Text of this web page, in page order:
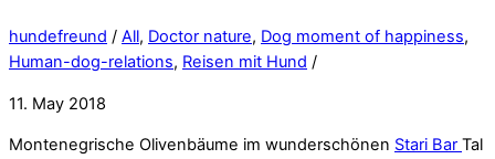
hundefreund / All, Doctor nature, Dog moment of happiness,
Human-dog-relations, Reisen mit Hund /
11. May 2018
Montenegrische Olivenbäume im wunderschönen Stari Bar Tal